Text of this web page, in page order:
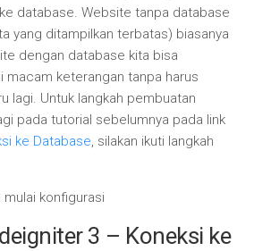
database. Website tanpa database
yang ditampilkan terbatas) biasanya
dengan database kita bisa
macam keterangan tanpa harus
lagi. Untuk langkah pembuatan
pada tutorial sebelumnya pada link
ke Database, silakan ikuti langkah
mulai konfigurasi
3 – Koneksi ke